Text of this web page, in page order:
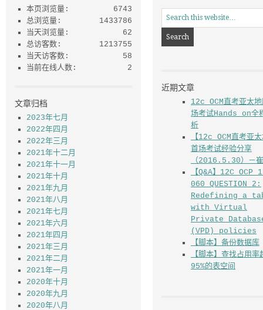
近期文章
12c OCM直考亚太
场考试Hands on全
析
【12c OCM直考亚
首场考试经验分享
（2016.5.30）－
【Q&A】12C OCP
060 QUESTION 2:
6743
本页浏览量:
1433786
总浏览量:
62
当天浏览量:
1213755
总访客数:
58
当天访客数:
2
当前在线人数:
文章归档
2023年七月
2022年四月
2022年三月
2021年十二月
2021年十一月
2021年十月
2021年九月
2021年八月
2021年七月
2021年六月
2021年四月
2021年三月
2021年二月
2021年一月
2020年十月
2020年九月
2020年八月